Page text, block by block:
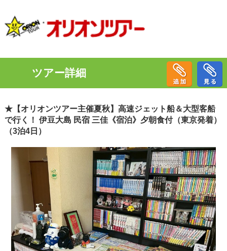
ツアー詳細
★【オリオンツアー主催夏秋】高速ジェット船＆大型客船
で行く！ 伊豆大島 民宿 三佳《宿泊》夕朝食付（東京発着）
（3泊4日）